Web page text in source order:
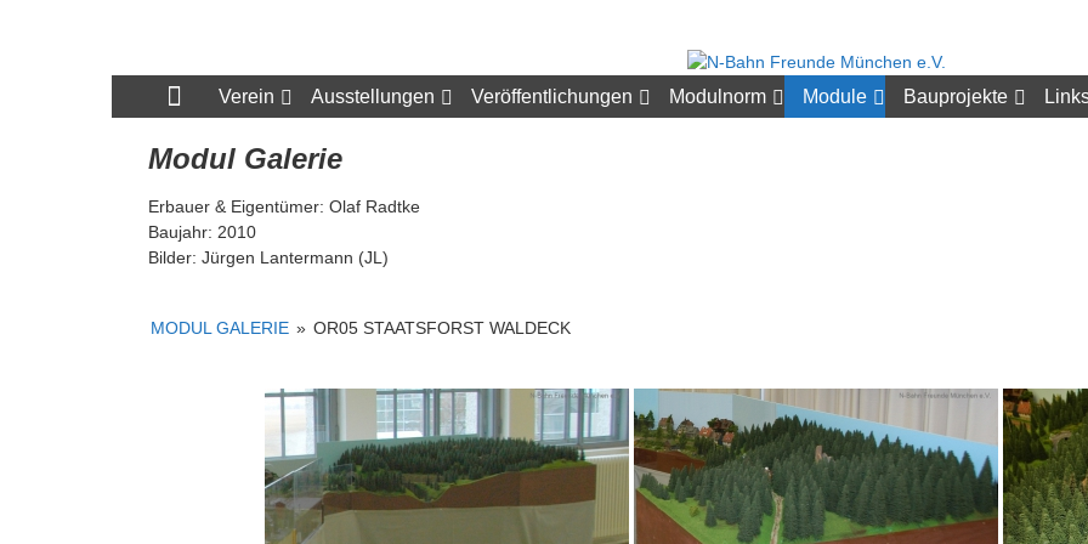
Bahn
Freunde
e.V.
Verein Ausstellungen Veröffentlichungen Modulnorm Module Bauprojekte
Modul Galerie
Erbauer & Eigentümer: Olaf Radtke
Baujahr: 2010
Bilder: Jürgen Lantermann (JL)
MODUL GALERIE » OR05 STAATSFORST WALDECK